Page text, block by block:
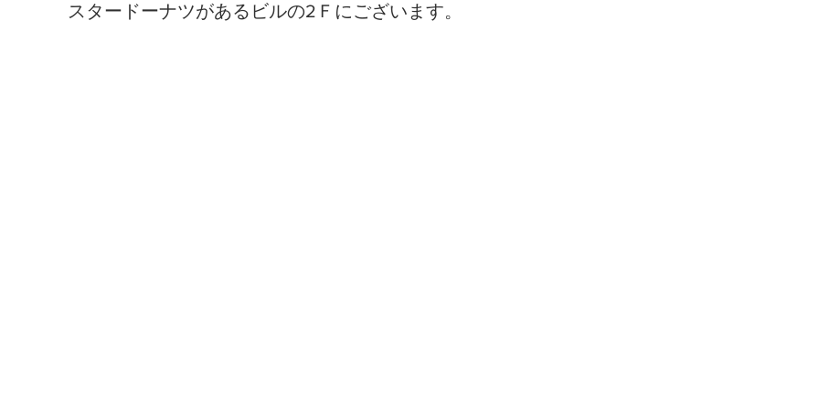
スタードーナツがあるビルの2Ｆにございます。